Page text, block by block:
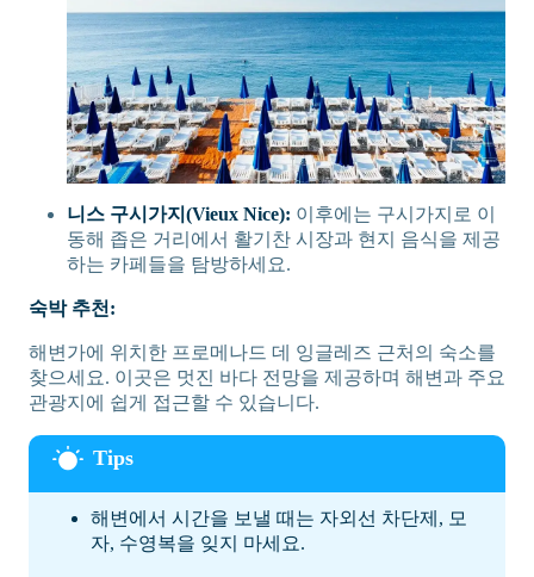
니스 구시가지(Vieux Nice): 이후에는 구시가지로 이
동해 좁은 거리에서 활기찬 시장과 현지 음식을 제공
하는 카페들을 탐방하세요.
숙박 추천:
해변가에 위치한 프로메나드 데 잉글레즈 근처의 숙소를
찾으세요. 이곳은 멋진 바다 전망을 제공하며 해변과 주요
관광지에 쉽게 접근할 수 있습니다.
해변에서 시간을 보낼 때는 자외선 차단제, 모
자, 수영복을 잊지 마세요.